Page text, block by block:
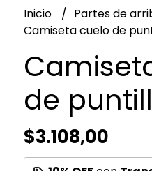
Inicio
Partes de
Camiseta cuelo de
de
$3.108,00